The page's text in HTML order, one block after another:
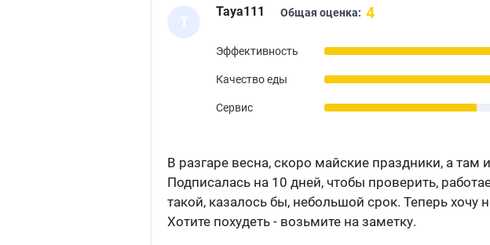
T
Taya111 Общая оценка: 4
Эффективность
Качество еды
Сервис
В разгаре весна, скоро майские праздники, а там
Подписалась на 10 дней, чтобы проверить,
такой, казалось бы, небольшой срок. Теперь хочу
Хотите похудеть - возьмите на заметку.